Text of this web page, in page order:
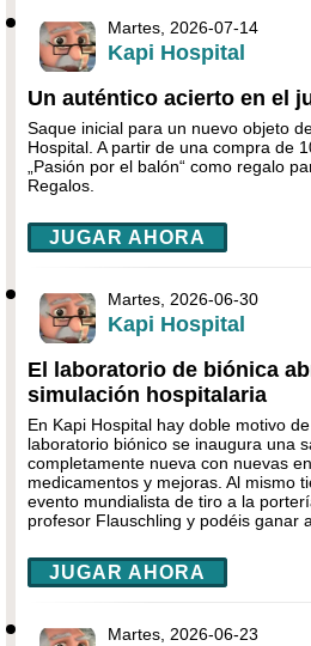
Martes, 2026-07-14
Kapi Hospital
Un auténtico acierto en el
Saque inicial para un nuevo objeto
Hospital. A partir de una compra de
„Pasión por el balón“ como regalo
Regalos.
JUGAR AHORA
Martes, 2026-06-30
Kapi Hospital
El laboratorio de biónica
simulación hospitalaria
En Kapi Hospital hay doble motivo
laboratorio biónico se inaugura una
completamente nueva con nuevas
medicamentos y mejoras. Al mismo
evento mundialista de tiro a la
profesor Flauschling y podéis ganar
JUGAR AHORA
Martes, 2026-06-23